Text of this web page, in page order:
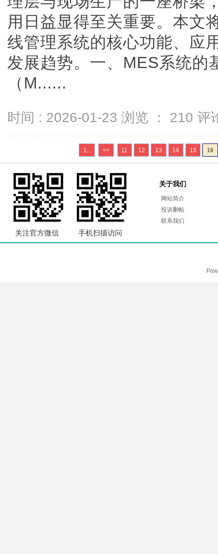
用日益显得至关重要。本文
线管理系统的核心功能、应
发展趋势。一、MES系统的
（M......
时间 : 2026-01-23 浏览 ： 210 评
1... << 11 12 13 14 15 16
关注官方微信 手机扫描访问
关于我们
网站简介
投诉删帖
联系我们